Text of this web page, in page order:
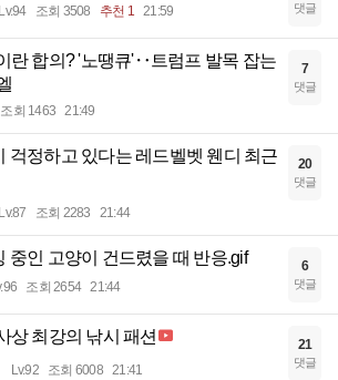
Lv.94 조회 3508 추천 1 21:59 댓글
란 합의? '노땡큐'‥트럼프 발목 잡는
조회 1463 21:49
7
댓글
걱정하고 있다는 레드벨벳 웬디 최근
Lv.87 조회 2283 21:44
20
댓글
중인 고양이 건드렸을 때 반응.gif
조회 2654 21:44
6
댓글
상 최강의 낚시 패션
Lv.92 조회 6008 21:41
21
댓글